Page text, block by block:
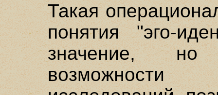
Такая
понятия "эго-
значение, но
возможности